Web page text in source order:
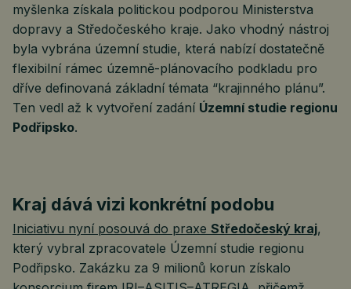
myšlenka získala politickou podporou Ministerstva
dopravy a Středočeského kraje. Jako vhodný nástroj
byla vybrána územní studie, která nabízí dostatečně
flexibilní rámec územně-plánovacího podkladu pro
dříve definovaná základní témata “krajinného plánu”.
Ten vedl až k vytvoření zadání Územní studie regionu
Podřipsko.
Kraj dává vizi konkrétní podobu
Iniciativu nyní posouvá do praxe Středočeský kraj,
který vybral zpracovatele Územní studie regionu
Podřipsko. Zakázku za 9 milionů korun získalo